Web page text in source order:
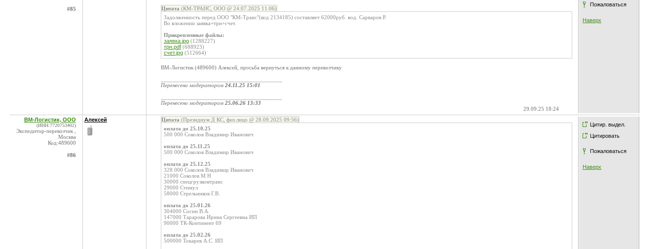
Пожаловаться
Наверх
#85 Цитата (КМ-ТРАНС, ООО @ 24.07.2025 11:06)
Задолженность перед ООО "КМ-Транс"(код 2134185) составляет 62000руб. вод. Сарваров Р.
Во вложении заявка+трн+счет.
Прикрепленные файлы:
заявка.jpg (1288227)
трн.pdf (688923)
счет.jpg (512664)
ВМ-Логистик (489600) Алексей, просьба вернуться к данному перевозчику
Перенесено модератором 24.11.25 15:01
Перенесено модератором 25.06.26 13:33
29.09.25 18:24
Цитир. выдел.
Цитировать
Пожаловаться
Наверх
ВМ-Логистик, ООО
(ИНН:7720753402)
Экспедитор-перевозчик ,
Москва
Код:489600
#86
Алексей Цитата (Президиум Д КС, физ.лицо @ 28.09.2025 09:56)
оплата до 25.10.25
500 000 Соколов Владимир Иванович
оплата до 25.11.25
500 000 Соколов Владимир Иванович
оплата до 25.12.25
328 000 Соколов Владимир Иванович
21000 Соколов М Н
30000 спецгрузкомтранс
29000 Стимул
58000 Стрельников Г.В.
оплата до 25.01.26
304000 Сосин В.А.
147000 Тарарова Ирина Сергеевна ИП
90000 ТК-Континент 69
оплата до 25.02.26
500000 Токарев А.С. ИП